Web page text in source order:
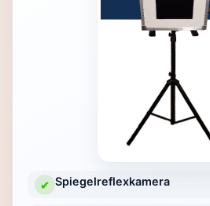
✔ Spiegelreflexkamera